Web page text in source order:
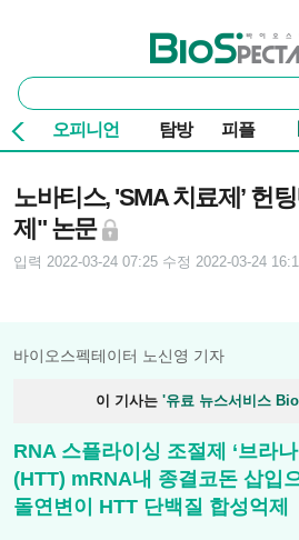
바이오스펙테이터
통
합
검
색
오피니언 탐방 피플
노바티스, 'SMA 치료제’ 헌
제" 논문
입력 2022-03-24 07:25 수정 2022-03-24
바이오스펙테이터 노신영 기자
이 기사는 '유료 뉴스서비스
RNA 스플라이싱 조절제 ‘브라
(HTT) mRNA내 종결코돈 삽입
돌연변이 HTT 단백질 합성억제